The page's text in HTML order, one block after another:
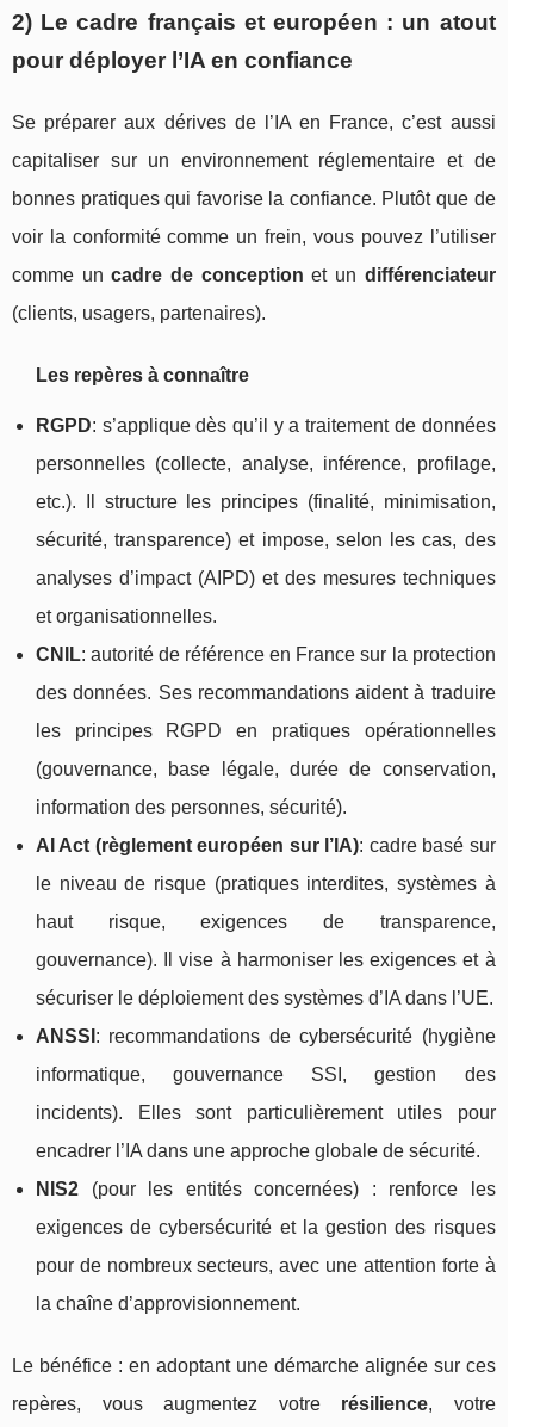
2) Le cadre français et européen : un atout
pour déployer l’IA en confiance
Se préparer aux dérives de l’IA en France, c’est aussi
capitaliser sur un environnement réglementaire et de
bonnes pratiques qui favorise la confiance. Plutôt que de
voir la conformité comme un frein, vous pouvez l’utiliser
comme uncadre de conception et un différenciateur
(clients, usagers, partenaires).
Les repères à connaître
RGPD: s’applique dès qu’il y a traitement de données
personnelles (collecte, analyse, inférence, profilage,
etc.). Il structure les principes (finalité, minimisation,
sécurité, transparence) et impose, selon les cas, des
analyses d’impact (AIPD) et des mesures techniques
et organisationnelles.
CNIL: autorité de référence en France sur la protection
des données. Ses recommandations aident à traduire
les principes RGPD en pratiques opérationnelles
(gouvernance, base légale, durée de conservation,
information des personnes, sécurité).
AI Act (règlement européen sur l’IA): cadre basé sur
le niveau de risque (pratiques interdites, systèmes à
haut risque, exigences de transparence,
gouvernance). Il vise à harmoniser les exigences et à
sécuriser le déploiement des systèmes d’IA dans l’UE.
ANSSI : recommandations de cybersécurité (hygiène
informatique, gouvernance SSI, gestion des
incidents). Elles sont particulièrement utiles pour
encadrer l’IA dans une approche globale de sécurité.
NIS2 (pour les entités concernées) : renforce les
exigences de cybersécurité et la gestion des risques
pour de nombreux secteurs, avec une attention forte à
la chaîne d’approvisionnement.
Le bénéfice : en adoptant une démarche alignée sur ces
repères, vous augmentez votre résilience, votre